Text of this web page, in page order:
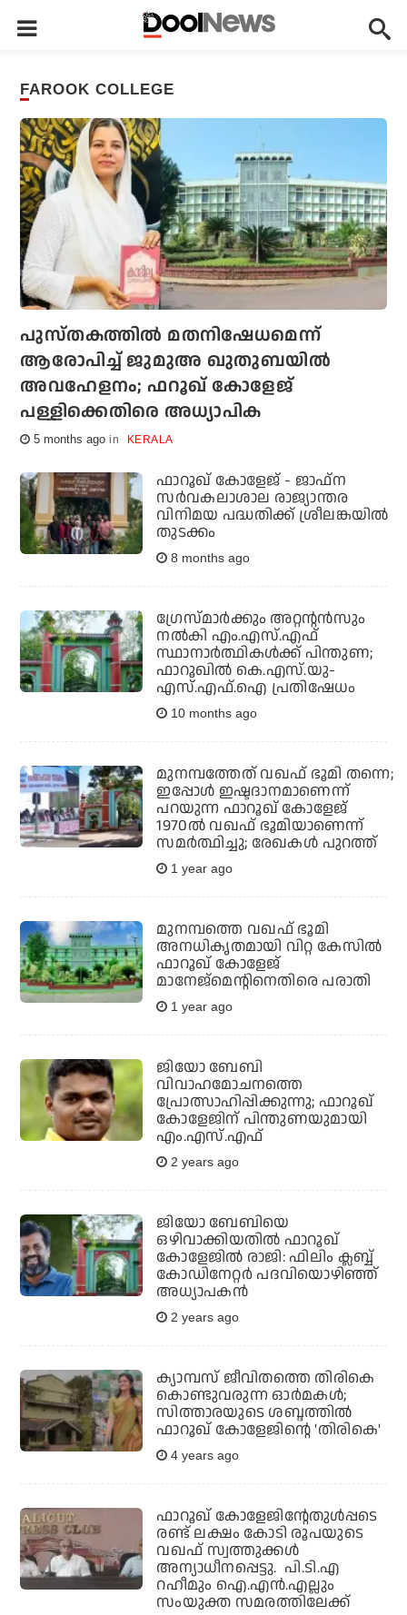
FAROOK COLLEGE
പുസ്തകത്തില്‍ മതനിഷേധമെന്ന്
ആരോപിച്ച് ജുമുഅ ഖുതുബയില്‍
അവഹേളനം; ഫറൂഖ് കോളേജ്
പള്ളിക്കെതിരെ അധ്യാപിക
5 months ago KERALA
ഫാറൂഖ് കോളേജ് - ജാഫ്‌ന
സര്‍വകലാശാല രാജ്യാന്തര
വിനിമയ പദ്ധതിക്ക് ശ്രീലങ്കയില്‍
തുടക്കം
8 months ago
ഗ്രേസ്മാര്‍ക്കും അറ്റന്റന്‍സും
നല്‍കി എം.എസ്.എഫ്
സ്ഥാനാർത്ഥികൾക്ക് പിന്തുണ;
ഫാറൂഖില്‍ കെ.എസ്.യു-
എസ്.എഫ്.ഐ പ്രതിഷേധം
10 months ago
മുനമ്പത്തേത് വഖഫ് ഭൂമി തന്നെ;
ഇപ്പോള്‍ ഇഷ്ടദാനമാണെന്ന്
പറയുന്ന ഫാറൂഖ് കോളേജ്
1970ല്‍ വഖഫ് ഭൂമിയാണെന്ന്
സമര്‍ത്ഥിച്ചു; രേഖകള്‍ പുറത്ത്
1 year ago
മുനമ്പത്തെ വഖഫ് ഭൂമി
അനധികൃതമായി വിറ്റ കേസില്‍
ഫാറൂഖ് കോളേജ്
മാനേജ്‌മെന്റിനെതിരെ പരാതി
1 year ago
ജിയോ ബേബി
വിവാഹമോചനത്തെ
പ്രോത്സാഹിപ്പിക്കുന്നു; ഫാറൂഖ്
കോളേജിന് പിന്തുണയുമായി
എം.എസ്.എഫ്
2 years ago
ജിയോ ബേബിയെ
ഒഴിവാക്കിയതില്‍ ഫാറൂഖ്
കോളേജില്‍ രാജി: ഫിലിം ക്ലബ്ബ്
കോഡിനേറ്റര്‍ പദവിയൊഴിഞ്ഞ്
അധ്യാപകന്‍
2 years ago
ക്യാമ്പസ് ജീവിതത്തെ തിരികെ
കൊണ്ടുവരുന്ന ഓര്‍മകള്‍;
സിത്താരയുടെ ശബ്ദത്തില്‍
ഫാറൂഖ് കോളേജിന്റെ 'തിരികെ'
4 years ago
ഫാറൂഖ് കോളേജിന്റേതുള്‍പ്പടെ
രണ്ട് ലക്ഷം കോടി രൂപയുടെ
വഖഫ് സ്വത്തുക്കള്‍
അന്യാധീനപ്പെട്ടു. പി.ടി.എ
റഹീമും ഐ.എന്‍.എല്ലും
സംയുക്ത സമരത്തിലേക്ക്